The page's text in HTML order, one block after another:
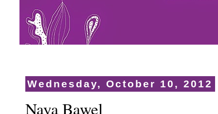
Wednesday, October 10, 2012
Naya Bawel